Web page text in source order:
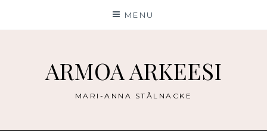
MENU
ARMOA ARKEESI
MARI-ANNA STÅLNACKE